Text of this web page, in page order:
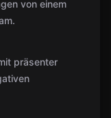
von einem
präsenter